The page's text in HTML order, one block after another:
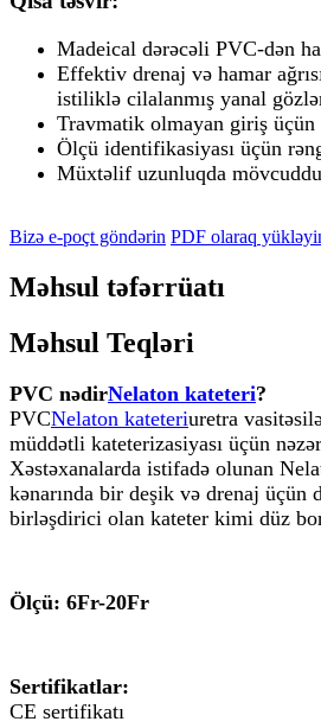
Madeical dərəcəli PVC-dən
Effektiv drenaj və hamar
istiliklə cilalanmış yanal
Travmatik olmayan giriş
Ölçü identifikasiyası üçün
Müxtəlif uzunluqda
Bizə e-poçt göndərin PDF olaraq
Məhsul təfərrüatı
Məhsul Teqləri
PVC nədirNelaton kateteri?
PVCNelaton kateteriuretra
müddətli kateterizasiyası üçün
Xəstəxanalarda istifadə olunan
kənarında bir deşik və drenaj üçün
birləşdirici olan kateter kimi düz
Ölçü: 6Fr-20Fr
Sertifikatlar:
CE sertifikatı